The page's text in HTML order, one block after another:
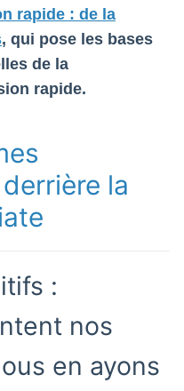
rapide : de la
, qui pose les bases
de la
rapide.
la
:
nos
en ayons